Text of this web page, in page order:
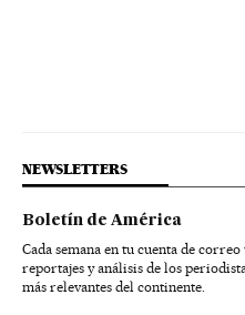
NEWSLETTERS
Boletín de América
Cada semana en tu cuenta de
reportajes y análisis de los
más relevantes del continente.